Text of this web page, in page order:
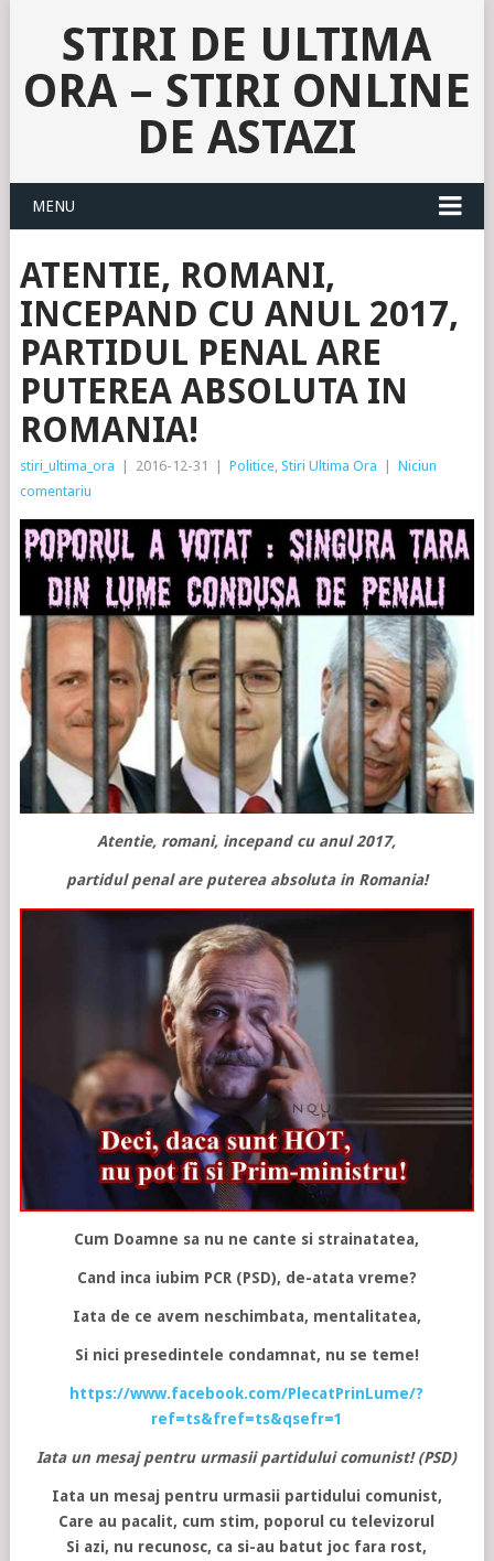
STIRI DE ULTIMA
ORA – STIRI ONLINE
DE ASTAZI
MENU
ATENTIE, ROMANI,
INCEPAND CU ANUL 2017,
PARTIDUL PENAL ARE
PUTEREA ABSOLUTA IN
ROMANIA!
stiri_ultima_ora 2016-12-31 Politice, Stiri Ultima Ora
Niciun
comentariu
Atentie, romani, incepand cu anul 2017,
partidul penal are puterea absoluta in Romania!
Cum Doamne sa nu ne cante si strainatatea,
Cand inca iubim PCR (PSD), de-atata vreme?
Iata de ce avem neschimbata, mentalitatea,
Si nici presedintele condamnat, nu se teme!
https://www.facebook.com/PlecatPrinLume/?
ref=ts&fref=ts&qsefr=1
Iata un mesaj pentru urmasii partidului comunist! (PSD)
Iata un mesaj pentru urmasii partidului comunist,
Care au pacalit, cum stim, poporul cu televizorul
Si azi, nu recunosc, ca si-au batut joc fara rost,